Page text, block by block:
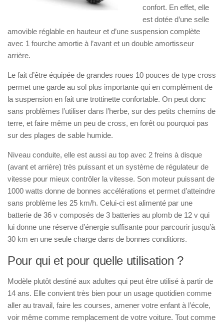
confort. En effet, elle
est dotée d’une selle
amovible réglable en hauteur et d’une suspension complète
avec 1 fourche amortie à l’avant et un double amortisseur
arrière.
Le fait d’être équipée de grandes roues 10 pouces de type cross
permet une garde au sol plus importante qui en complément de
la suspension en fait une trottinette confortable. On peut donc
sans problèmes l’utiliser dans l’herbe, sur des petits chemins de
terre, et faire même un peu de cross, en forêt ou pourquoi pas
sur des plages de sable humide.
Niveau conduite, elle est aussi au top avec 2 freins à disque
(avant et arrière) très puissant et un système de régulateur de
vitesse pour mieux contrôler la vitesse. Son moteur puissant de
1000 watts donne de bonnes accélérations et permet d’atteindre
sans problème les 25 km/h. Celui-ci est alimenté par une
batterie de 36 v composés de 3 batteries au plomb de 12 v qui
lui donne une réserve d’énergie suffisante pour parcourir jusqu’à
30 km en une seule charge dans de bonnes conditions.
Pour qui et pour quelle utilisation ?
Modèle plutôt destiné aux adultes qui peut être utilisé à partir de
14 ans. Elle convient très bien pour un usage quotidien comme
aller au travail, faire les courses, amener votre enfant à l’école,
voir même comme remplacement de votre voiture. Tout comme